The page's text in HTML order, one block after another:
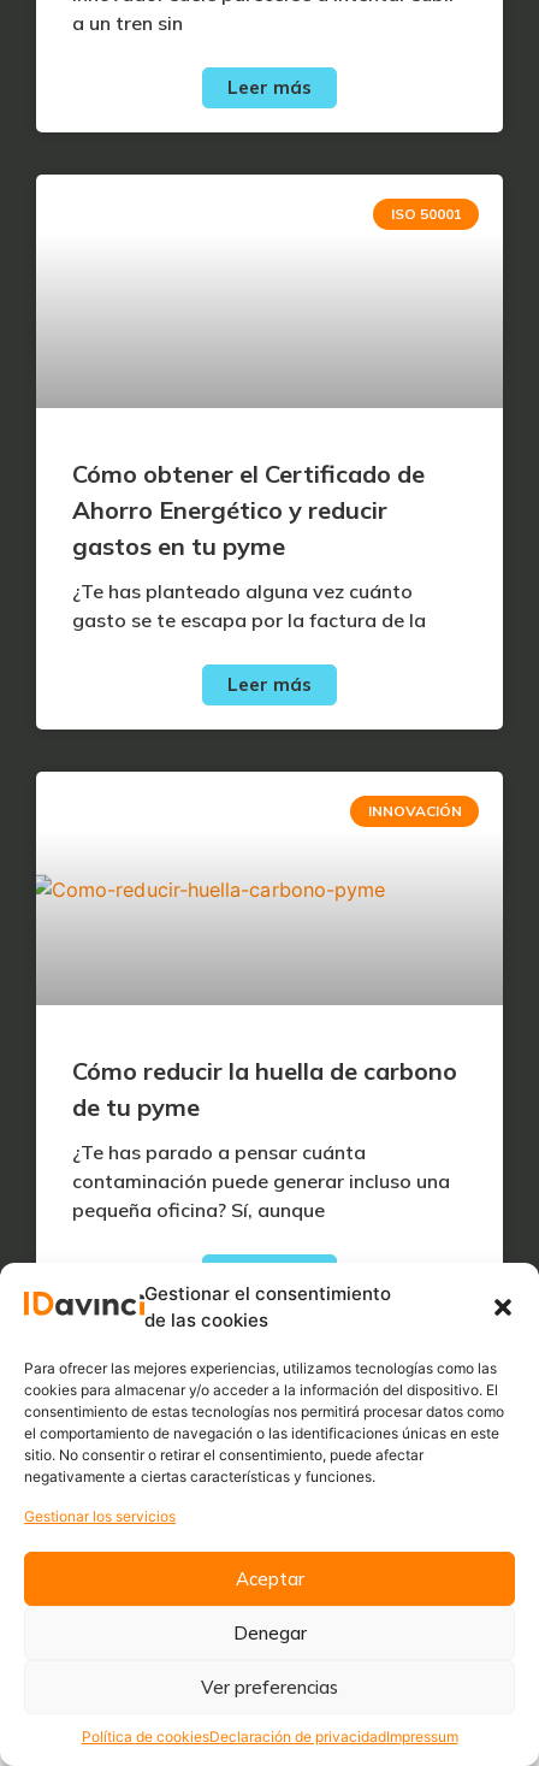
Gestionar el consentimiento
de las cookies
Para ofrecer las mejores experiencias, utilizamos tecnologías como las
cookies para almacenar y/o acceder a la información del dispositivo. El
consentimiento de estas tecnologías nos permitirá procesar datos como
el comportamiento de navegación o las identificaciones únicas en este
sitio. No consentir o retirar el consentimiento, puede afectar
negativamente a ciertas características y funciones.
Gestionar los servicios
Aceptar
Denegar
Ver preferencias
Política de cookiesDeclaración de privacidadImpressum
a un tren sin
Leer más
ISO 50001
Cómo obtener el Certificado de
Ahorro Energético y reducir
gastos en tu pyme
¿Te has planteado alguna vez cuánto
gasto se te escapa por la factura de la
Leer más
INNOVACIÓN
Cómo reducir la huella de carbono
de tu pyme
¿Te has parado a pensar cuánta
contaminación puede generar incluso una
pequeña oficina? Sí, aunque
Todos losderechos reservados© 2023
Hecho con por
Servicios